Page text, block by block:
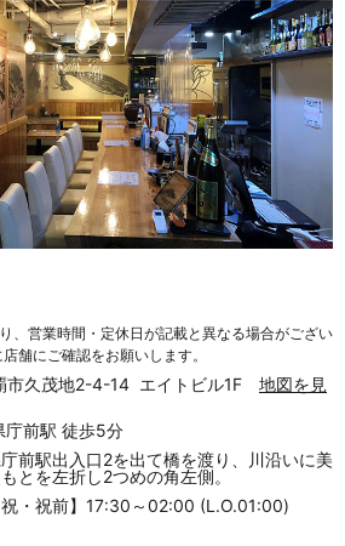
、営業時間・定休日が記載と異なる場合がござい
舗にご確認をお願いします。
久茂地2-4-14 エイトビル1F 地図を見
庁前駅 徒歩5分
前駅出入口2を出て橋を渡り、川沿いに美
とを左折し2つめの角左側。
・祝前】17:30～02:00 (L.O.01:00)